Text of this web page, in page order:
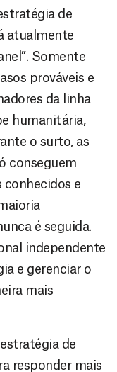
de
atualmente
Somente
prováveis e
da linha
humanitária,
o surto, as
conseguem
e
é seguida.
independente
e gerenciar o
mais
de
responder mais